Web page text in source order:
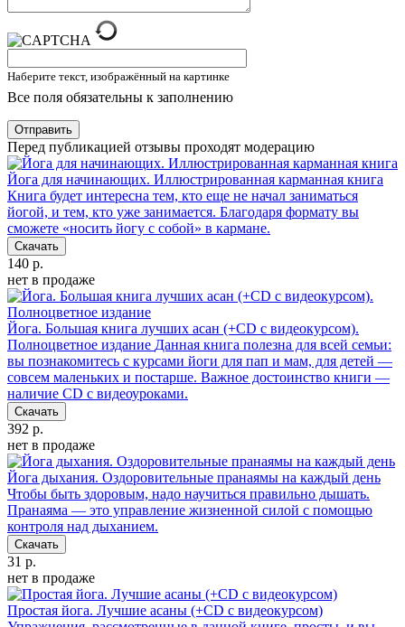
Наберите текст, изображённый на картинке
Все поля обязательны к заполнению
Отправить
Перед публикацией отзывы проходят модерацию
Йога для начинающих. Иллюстрированная карманная книга
Книга будет интересна тем, кто еще не начал заниматься
йогой, и тем, кто уже занимается. Благодаря формату вы
сможете «носить йогу с собой» в кармане.
Скачать
140 р.
нет в продаже
Йога. Большая книга лучших асан (+СD с видеокурсом).
Полноцветное издание Данная книга полезна для всей семьи:
вы познакомитесь с курсами йоги для пап и мам, для детей —
совсем маленьких и постарше. Важное достоинство книги —
наличие СD с видеоуроками.
Скачать
392 р.
нет в продаже
Йога дыхания. Оздоровительные пранаямы на каждый день
Чтобы быть здоровым, надо научиться правильно дышать.
Пранаяма — это управление жизненной силой с помощью
контроля над дыханием.
Скачать
31 р.
нет в продаже
Простая йога. Лучшие асаны (+CD с видеокурсом)